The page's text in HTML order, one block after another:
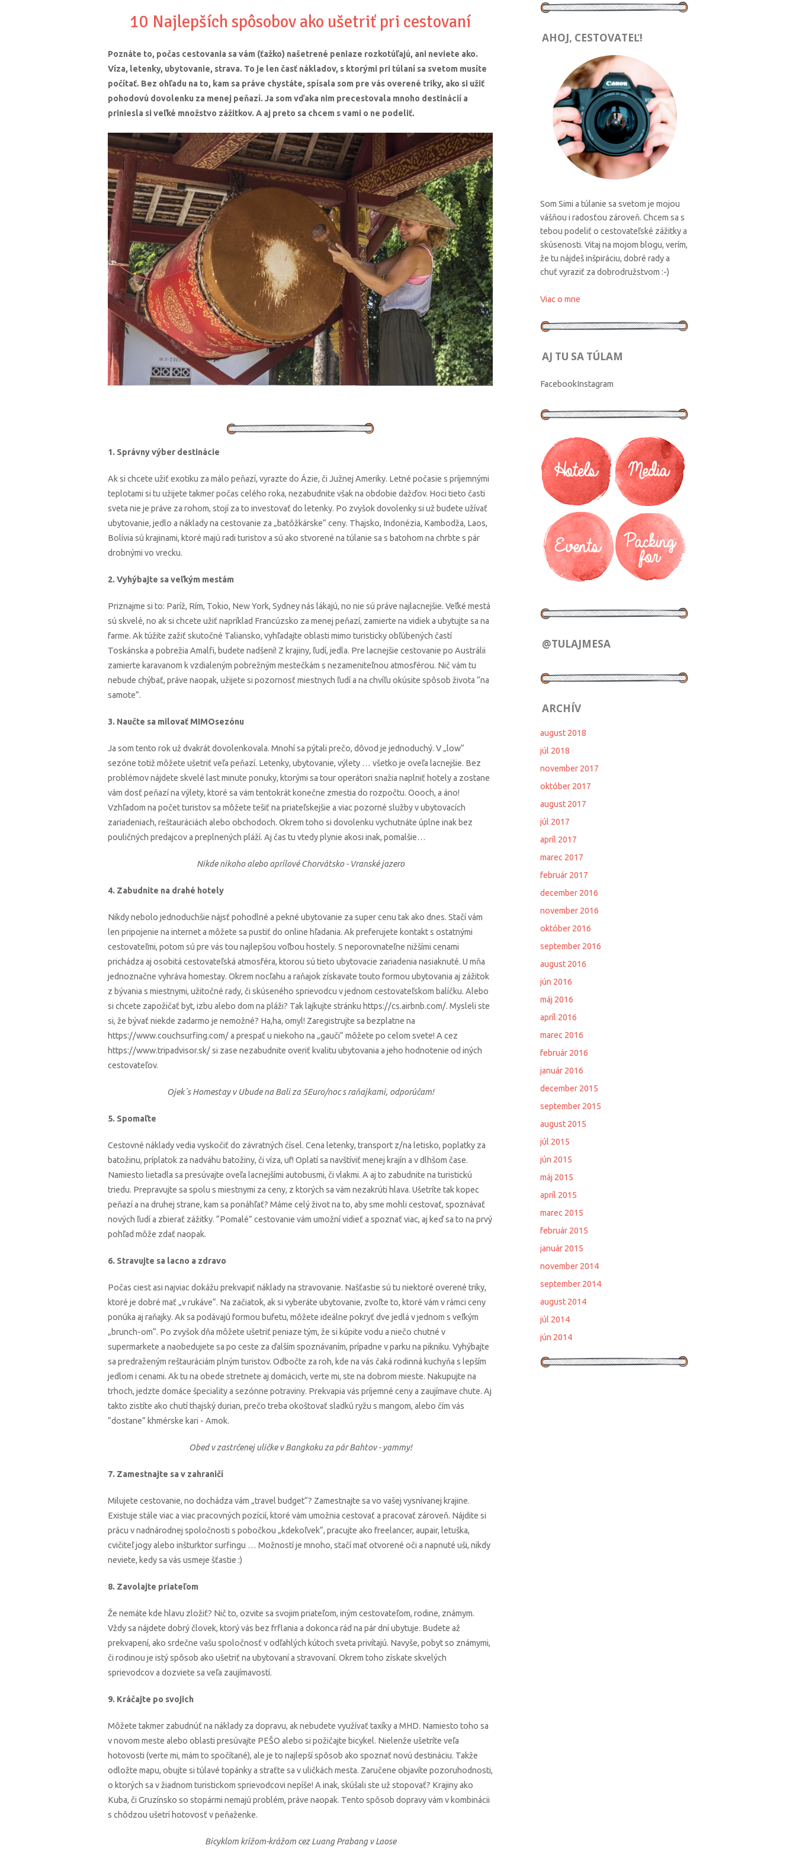
10 Najlepších spôsobov ako ušetriť pri cestovaní
Poznáte to, počas cestovania sa vám (ťažko) našetrené peniaze rozkotúľajú, ani neviete ako.
Víza, letenky, ubytovanie, strava. To je len časť nákladov, s ktorými pri túlaní sa svetom musíte
počítať. Bez ohľadu na to, kam sa práve chystáte, spísala som pre vás overené triky, ako si užiť
pohodovú dovolenku za menej peňazí. Ja som vďaka nim precestovala mnoho destinácií a
priniesla si veľké množstvo zážitkov. A aj preto sa chcem s vami o ne podeliť.
1. Správny výber destinácie
Ak si chcete užiť exotiku za málo peňazí, vyrazte do Ázie, či Južnej Ameriky. Letné počasie s príjemnými
teplotami si tu užijete takmer počas celého roka, nezabudnite však na obdobie dažďov. Hoci tieto časti
sveta nie je práve za rohom, stojí za to investovať do letenky. Po zvyšok dovolenky si už budete užívať
ubytovanie, jedlo a náklady na cestovanie za „batôžkárske“ ceny. Thajsko, Indonézia, Kambodža, Laos,
Bolívia sú krajinami, ktoré majú radi turistov a sú ako stvorené na túlanie sa s batohom na chrbte s pár
drobnými vo vrecku.
2. Vyhýbajte sa veľkým mestám
Priznajme si to: Paríž, Rím, Tokio, New York, Sydney nás lákajú, no nie sú práve najlacnejšie. Veľké mestá
sú skvelé, no ak si chcete užiť napríklad Francúzsko za menej peňazí, zamierte na vidiek a ubytujte sa na
farme. Ak túžite zažiť skutočné Taliansko, vyhľadajte oblasti mimo turisticky obľúbených častí
Toskánska a pobrežia Amalfi, budete nadšení! Z krajiny, ľudí, jedla. Pre lacnejšie cestovanie po Austrálii
zamierte karavanom k vzdialeným pobrežným mestečkám s nezameniteľnou atmosférou. Nič vám tu
nebude chýbať, práve naopak, užijete si pozornosť miestnych ľudí a na chvíľu okúsite spôsob života “na
samote”.
3. Naučte sa milovať MIMOsezónu
Ja som tento rok už dvakrát dovolenkovala. Mnohí sa pýtali prečo, dôvod je jednoduchý. V „low“
sezóne totiž môžete ušetriť veľa peňazí. Letenky, ubytovanie, výlety … všetko je oveľa lacnejšie. Bez
problémov nájdete skvelé last minute ponuky, ktorými sa tour operátori snažia naplniť hotely a zostane
vám dosť peňazí na výlety, ktoré sa vám tentokrát konečne zmestia do rozpočtu. Oooch, a áno!
Vzhľadom na počet turistov sa môžete tešiť na priateľskejšie a viac pozorné služby v ubytovacích
zariadeniach, reštauráciách alebo obchodoch. Okrem toho si dovolenku vychutnáte úplne inak bez
pouličných predajcov a preplnených pláží. Aj čas tu vtedy plynie akosi inak, pomalšie…
Nikde nikoho alebo aprílové Chorvátsko - Vranské jazero
4. Zabudnite na drahé hotely
Nikdy nebolo jednoduchšie nájsť pohodlné a pekné ubytovanie za super cenu tak ako dnes. Stačí vám
len pripojenie na internet a môžete sa pustiť do online hľadania. Ak preferujete kontakt s ostatnými
cestovateľmi, potom sú pre vás tou najlepšou voľbou hostely. S neporovnateľne nižšími cenami
prichádza aj osobitá cestovateľská atmosféra, ktorou sú tieto ubytovacie zariadenia nasiaknuté. U mňa
jednoznačne vyhráva homestay. Okrem nocľahu a raňajok získavate touto formou ubytovania aj zážitok
z bývania s miestnymi, užitočné rady, či skúseného sprievodcu v jednom cestovateľskom balíčku. Alebo
si chcete zapožičať byt, izbu alebo dom na pláži? Tak lajkujte stránku https://cs.airbnb.com/. Mysleli ste
si, že bývať niekde zadarmo je nemožné? Ha,ha, omyl! Zaregistrujte sa bezplatne na
https://www.couchsurfing.com/ a prespať u niekoho na „gauči“ môžete po celom svete! A cez
https://www.tripadvisor.sk/ si zase nezabudnite overiť kvalitu ubytovania a jeho hodnotenie od iných
cestovateľov.
Ojek´s Homestay v Ubude na Bali za 5Euro/noc s raňajkami, odporúčam!
5. Spomaľte
Cestovné náklady vedia vyskočiť do závratných čísel. Cena letenky, transport z/na letisko, poplatky za
batožinu, príplatok za nadváhu batožiny, či víza, uf! Oplatí sa navštíviť menej krajín a v dlhšom čase.
Namiesto lietadla sa presúvajte oveľa lacnejšími autobusmi, či vlakmi. A aj to zabudnite na turistickú
triedu. Prepravujte sa spolu s miestnymi za ceny, z ktorých sa vám nezakrúti hlava. Ušetríte tak kopec
peňazí a na druhej strane, kam sa ponáhľať? Máme celý život na to, aby sme mohli cestovať, spoznávať
nových ľudí a zbierať zážitky. “Pomalé” cestovanie vám umožní vidieť a spoznať viac, aj keď sa to na prvý
pohľad môže zdať naopak.
6. Stravujte sa lacno a zdravo
Počas ciest asi najviac dokážu prekvapiť náklady na stravovanie. Našťastie sú tu niektoré overené triky,
ktoré je dobré mať „v rukáve“. Na začiatok, ak si vyberáte ubytovanie, zvoľte to, ktoré vám v rámci ceny
ponúka aj raňajky. Ak sa podávajú formou bufetu, môžete ideálne pokryť dve jedlá v jednom s veľkým
„brunch-om“. Po zvyšok dňa môžete ušetriť peniaze tým, že si kúpite vodu a niečo chutné v
supermarkete a naobedujete sa po ceste za ďalším spoznávaním, prípadne v parku na pikniku. Vyhýbajte
sa predraženým reštauráciám plným turistov. Odbočte za roh, kde na vás čaká rodinná kuchyňa s lepším
jedlom i cenami. Ak tu na obede stretnete aj domácich, verte mi, ste na dobrom mieste. Nakupujte na
trhoch, jedzte domáce špeciality a sezónne potraviny. Prekvapia vás príjemné ceny a zaujímave chute. Aj
takto zistíte ako chutí thajský durian, prečo treba okoštovať sladkú ryžu s mangom, alebo čím vás
“dostane” khmérske kari - Amok.
Obed v zastrčenej uličke v Bangkoku za pár Bahtov - yammy!
7. Zamestnajte sa v zahraničí
Milujete cestovanie, no dochádza vám „travel budget“? Zamestnajte sa vo vašej vysnívanej krajine.
Existuje stále viac a viac pracovných pozícií, ktoré vám umožnia cestovať a pracovať zároveň. Nájdite si
prácu v nadnárodnej spoločnosti s pobočkou „kdekoľvek“, pracujte ako freelancer, aupair, letuška,
cvičiteľ jogy alebo inšturktor surfingu … Možností je mnoho, stačí mať otvorené oči a napnuté uši, nikdy
neviete, kedy sa vás usmeje šťastie :)
8. Zavolajte priateľom
Že nemáte kde hlavu zložiť? Nič to, ozvite sa svojim priateľom, iným cestovateľom, rodine, známym.
Vždy sa nájdete dobrý človek, ktorý vás bez frflania a dokonca rád na pár dní ubytuje. Budete až
prekvapení, ako srdečne vašu spoločnosť v odľahlých kútoch sveta privítajú. Navyše, pobyt so známymi,
či rodinou je istý spôsob ako ušetriť na ubytovaní a stravovaní. Okrem toho získate skvelých
sprievodcov a dozviete sa veľa zaujímavostí.
9. Kráčajte po svojich
Môžete takmer zabudnúť na náklady za dopravu, ak nebudete využívať taxíky a MHD. Namiesto toho sa
v novom meste alebo oblasti presúvajte PEŠO alebo si požičajte bicykel. Nielenže ušetríte veľa
hotovosti (verte mi, mám to spočítané), ale je to najlepší spôsob ako spoznať novú destináciu. Takže
odložte mapu, obujte si túlavé topánky a straťte sa v uličkách mesta. Zaručene objavíte pozoruhodnosti,
o ktorých sa v žiadnom turistickom sprievodcovi nepíše! A inak, skúšali ste už stopovať? Krajiny ako
Kuba, či Gruzínsko so stopármi nemajú problém, práve naopak. Tento spôsob dopravy vám v kombinácii
s chôdzou ušetrí hotovosť v peňaženke.
Bicyklom krížom-krážom cez Luang Prabang v Laose
AHOJ, CESTOVATEĽ!
Som Simi a túlanie sa svetom je mojou
vášňou i radosťou zároveň. Chcem sa s
tebou podeliť o cestovateľské zážitky a
skúsenosti. Vitaj na mojom blogu, verím,
že tu nájdeš inšpiráciu, dobré rady a
chuť vyraziť za dobrodružstvom :-)
Viac o mne
AJ TU SA TÚLAM
FacebookInstagram
@TULAJMESA
ARCHÍV
august 2018
júl 2018
november 2017
október 2017
august 2017
júl 2017
apríl 2017
marec 2017
február 2017
december 2016
november 2016
október 2016
september 2016
august 2016
jún 2016
máj 2016
apríl 2016
marec 2016
február 2016
január 2016
december 2015
september 2015
august 2015
júl 2015
jún 2015
máj 2015
apríl 2015
marec 2015
február 2015
január 2015
november 2014
september 2014
august 2014
júl 2014
jún 2014